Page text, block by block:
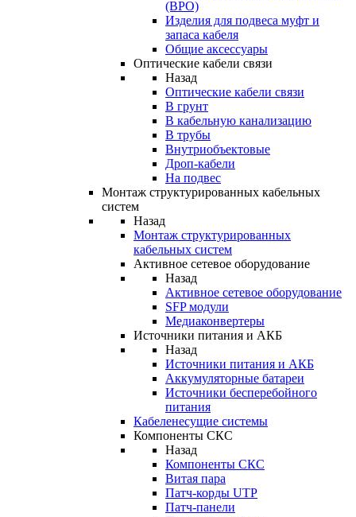
(ВРО)
Изделия для подвеса муфт и
запаса кабеля
Общие аксессуары
Оптические кабели связи
Назад
Оптические кабели связи
В грунт
В кабельную канализацию
В трубы
Внутриобъектовые
Дроп-кабели
На подвес
Монтаж структурированных кабельных
систем
Назад
Монтаж структурированных
кабельных систем
Активное сетевое оборудование
Назад
Активное сетевое оборудование
SFP модули
Медиаконвертеры
Источники питания и АКБ
Назад
Источники питания и АКБ
Аккумуляторные батареи
Источники бесперебойного
питания
Кабеленесущие системы
Компоненты СКС
Назад
Компоненты СКС
Витая пара
Патч-корды UTP
Патч-панели